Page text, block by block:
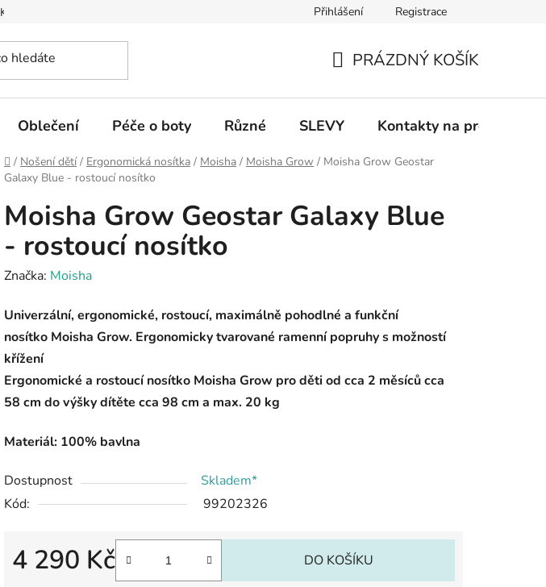
Kontakty na prodejny Informace k on-line platbám Odstoupení od
Přihlášení Registrace
KOŠÍK
PRÁZDNÝ KOŠÍK
Oblečení Péče o boty Různé SLEVY Kontakty na prodejny
Domů
/ Nošení dětí / Ergonomická nosítka / Moisha / Moisha Grow / Moisha Grow Geostar
Galaxy Blue - rostoucí nosítko
Moisha Grow Geostar Galaxy Blue
- rostoucí nosítko
Značka: Moisha
Univerzální, ergonomické, rostoucí, maximálně pohodlné a funkční
nosítko Moisha Grow. Ergonomicky tvarované ramenní popruhy s možností
křížení
Ergonomické a rostoucí nosítko Moisha Grow pro děti od cca 2 měsíců cca
58 cm do výšky dítěte cca 98 cm a max. 20 kg
Materiál: 100% bavlna
Dostupnost
Skladem*
Kód:
99202326
4 290 Kč DO KOŠÍKU